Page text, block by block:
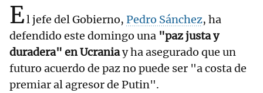
El jefe del Gobierno, Pedro Sánchez, ha
defendido este domingo una "paz justa y
duradera" en Ucraniay ha asegurado que un
futuro acuerdo de paz no puede ser "a costa de
premiar al agresor de Putin".